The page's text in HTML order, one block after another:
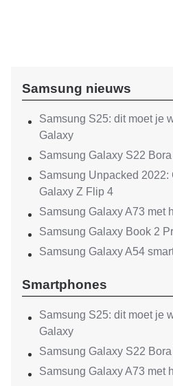
Samsung nieuws
Samsung S25: dit moet je
Galaxy
Samsung Galaxy S22
Samsung Unpacked 2022:
Galaxy Z Flip 4
Samsung Galaxy A73 met
Samsung Galaxy Book 2
Samsung Galaxy A54
Smartphones
Samsung S25: dit moet je
Galaxy
Samsung Galaxy S22
Samsung Galaxy A73 met